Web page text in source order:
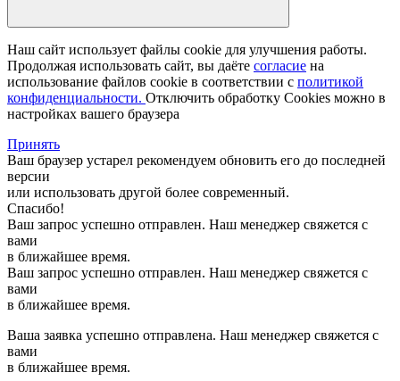
Наш сайт использует файлы cookie для улучшения работы.
Продолжая использовать сайт, вы даёте согласие на
использование файлов cookie в соответствии с политикой
конфиденциальности. Отключить обработку Cookies можно в
настройках вашего браузера
Принять
Ваш браузер устарел рекомендуем обновить его до последней
версии
или использовать другой более современный.
Спасибо!
Ваш запрос успешно отправлен. Наш менеджер свяжется с
вами
в ближайшее время.
Ваш запрос успешно отправлен. Наш менеджер свяжется с
вами
в ближайшее время.
Ваша заявка успешно отправлена. Наш менеджер свяжется с
вами
в ближайшее время.